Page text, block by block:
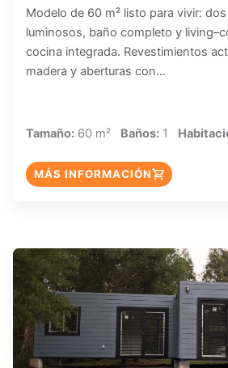
Modelo de 60 m² listo para vivir:
luminosos, baño completo y
cocina integrada. Revestimientos
madera y aberturas con…
Tamaño: 60 m² Baños: 1
MÁS INFORMACIÓN